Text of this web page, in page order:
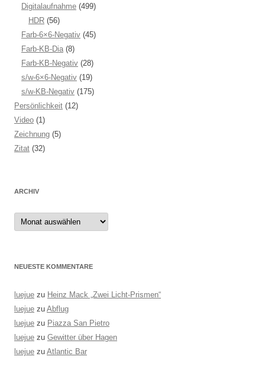
Digitalaufnahme (499)
HDR (56)
Farb-6×6-Negativ (45)
Farb-KB-Dia (8)
Farb-KB-Negativ (28)
s/w-6×6-Negativ (19)
s/w-KB-Negativ (175)
Persönlichkeit (12)
Video (1)
Zeichnung (5)
Zitat (32)
ARCHIV
Archiv
NEUESTE KOMMENTARE
luejue zu Heinz Mack „Zwei Licht-Prismen“
luejue zu Abflug
luejue zu Piazza San Pietro
luejue zu Gewitter über Hagen
luejue zu Atlantic Bar